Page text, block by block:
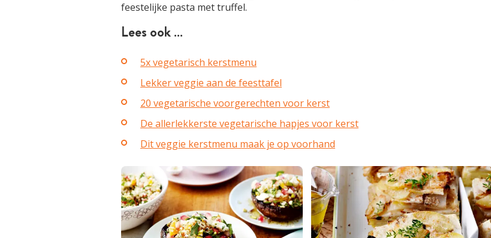
feestelijke pasta met truffel.
Lees ook …
5x vegetarisch kerstmenu
Lekker veggie aan de feesttafel
20 vegetarische voorgerechten voor kerst
De allerlekkerste vegetarische hapjes voor kerst
Dit veggie kerstmenu maak je op voorhand